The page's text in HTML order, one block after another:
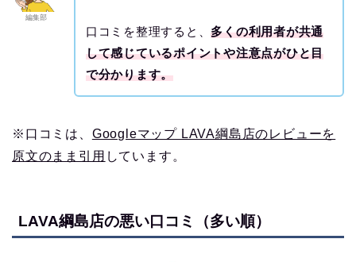
編集部
口コミを整理すると、多くの利用者が共通
して感じているポイントや注意点がひと目
で分かります。
※口コミは、 Googleマップ LAVA綱島店のレビューを
原文のまま引用 しています。
LAVA綱島店の悪い口コミ（多い順）